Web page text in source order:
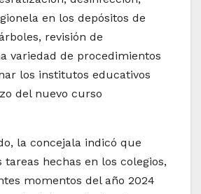
en los depósitos de
revisión de
variedad de procedimientos
los institutos educativos
del nuevo curso
la concejala indicó que
tareas hechas en los colegios,
momentos del año 2024